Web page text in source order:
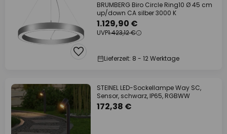
BRUMBERG Biro Circle Ring10 Ø 45 cm
up/down CA silber 3000 K
1.129,90 €
UVP1.423,12 €
Lieferzeit: 8 - 12 Werktage
STEINEL LED-Sockellampe Way SC,
Sensor, schwarz, IP65, RGBWW
172,38 €